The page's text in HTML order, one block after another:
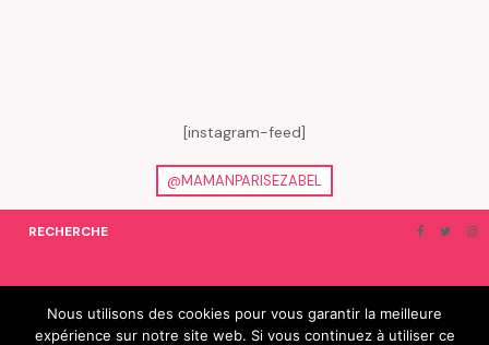
[instagram-feed]
@MAMANPARISEZABEL
RECHERCHE
ON EN PARLE… BLOGROLL
Nous utilisons des cookies pour vous garantir la meilleure
expérience sur notre site web. Si vous continuez à utiliser ce